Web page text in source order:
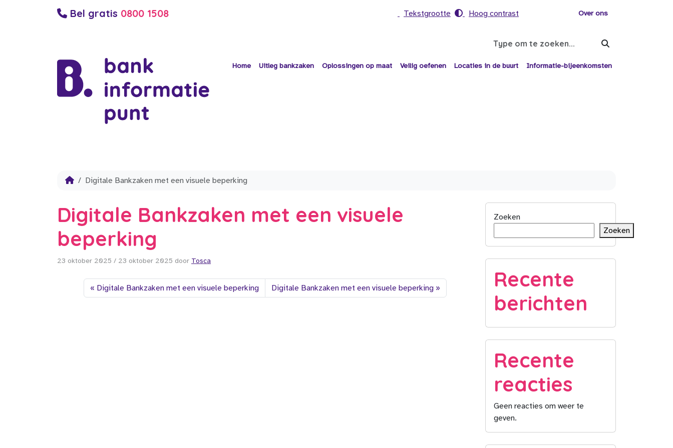
Bel gratis 0800 1508 Tekstgrootte Hoog contrast Over ons
Search
Home Uitleg bankzaken Oplossingen op maat Veilig oefenen Locaties in de buurt Informatie-bijeenkomsten
Digitale Bankzaken met een visuele beperking
Digitale Bankzaken met een visuele
beperking
23 oktober 2025 / 23 oktober 2025 door Tosca
Digitale Bankzaken met een visuele beperking Digitale Bankzaken met een visuele beperking
Zoeken
Zoeken
Recente
berichten
Recente
reacties
Geen reacties om weer te
geven.